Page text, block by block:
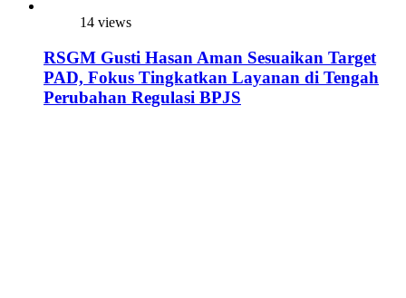
14 views
RSGM Gusti Hasan Aman Sesuaikan Target
PAD, Fokus Tingkatkan Layanan di Tengah
Perubahan Regulasi BPJS